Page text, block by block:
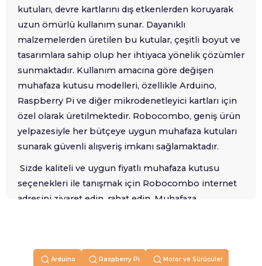
kutuları, devre kartlarını dış etkenlerden koruyarak
uzun ömürlü kullanım sunar. Dayanıklı
malzemelerden üretilen bu kutular, çeşitli boyut ve
tasarımlara sahip olup her ihtiyaca yönelik çözümler
sunmaktadır. Kullanım amacına göre değişen
muhafaza kutusu modelleri, özellikle Arduino,
Raspberry Pi ve diğer mikrodenetleyici kartları için
özel olarak üretilmektedir. Robocombo, geniş ürün
yelpazesiyle her bütçeye uygun muhafaza kutuları
sunarak güvenli alışveriş imkanı sağlamaktadır.
Sizde kaliteli ve uygun fiyatlı muhafaza kutusu
seçenekleri ile tanışmak için Robocombo internet
adresini ziyaret edin, rahat edin. Muhafaza
gibi farklı malzemelerden üretilmiş modeller, çeşitli
Arduino Raspberry Pi Motor ve Sürücüler